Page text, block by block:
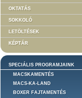
OKTATÁS
SOKKOLÓ
LETÖLTÉSEK
KÉPTÁR
SPECIÁLIS PROGRAMJAINK
MACSKAMENTÉS
MACS-KA-LAND
BOXER FAJTAMENTÉS